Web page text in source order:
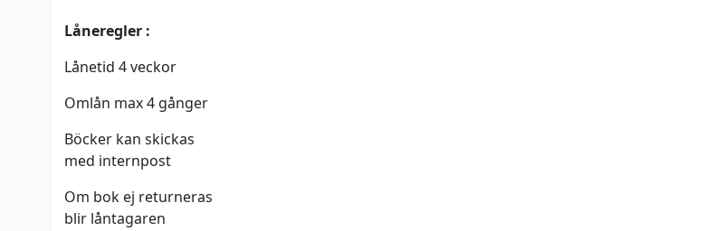
Låneregler :
Lånetid 4 veckor
Omlån max 4 gånger
Böcker kan skickas
med internpost
Om bok ej returneras
blir låntagaren